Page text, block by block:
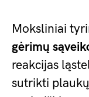
Moksliniai
gėrimų
reakcijas
sutrikti